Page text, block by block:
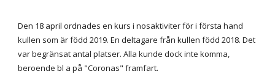
Den 18 april ordnades en kurs i nosaktiviter för i första hand
kullen som är född 2019. En deltagare från kullen född 2018. Det
var begränsat antal platser. Alla kunde dock inte komma,
beroende bl a på "Coronas" framfart.